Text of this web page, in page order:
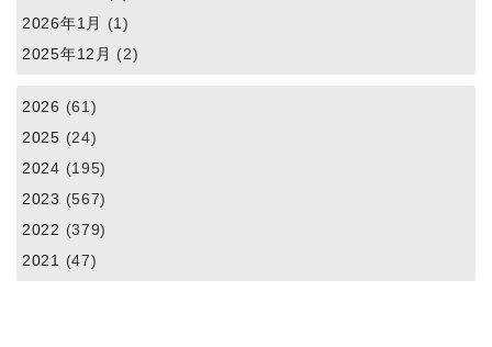
2026年1月
(1)
2025年12月 (2)
2026 (61)
2025 (24)
2024 (195)
2023 (567)
2022 (379)
2021
(47)